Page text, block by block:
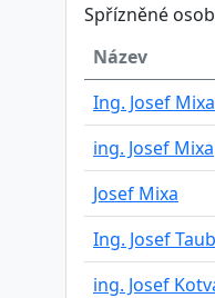
Spřízněné
Název
Ing. Josef Mixa
ing. Josef Mixa
Josef Mixa
Ing. Josef
ing. Josef